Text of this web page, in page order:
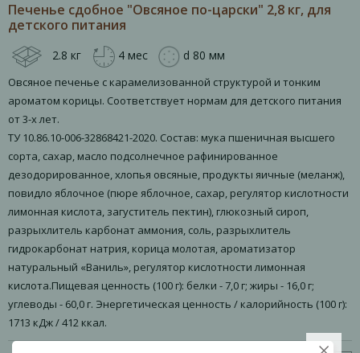
Печенье сдобное "Овсяное по-царски" 2,8 кг, для
детского питания
2.8 кг 4 мес d 80 мм
Овсяное печенье с карамелизованной структурой и тонким
ароматом корицы. Соответствует нормам для детского питания
от 3-х лет.
ТУ 10.86.10-006-32868421-2020. Состав: мука пшеничная высшего
сорта, сахар, масло подсолнечное рафинированное
дезодорированное, хлопья овсяные, продукты яичные (меланж),
повидло яблочное (пюре яблочное, сахар, регулятор кислотности
лимонная кислота, загуститель пектин), глюкозный сироп,
разрыхлитель карбонат аммония, соль, разрыхлитель
гидрокарбонат натрия, корица молотая, ароматизатор
натуральный «Ваниль», регулятор кислотности лимонная
кислота.Пищевая ценность (100 г): белки - 7,0 г; жиры - 16,0 г;
углеводы - 60,0 г. Энергетическая ценность / калорийность (100 г):
1713 кДж / 412 ккал.